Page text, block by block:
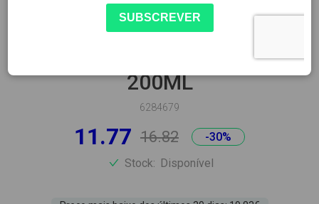
BIODERMA PIGMENTBIO
ESFOLIANTE ANTIMANCHAS
200ML
6284679
11.77 16.82
-30%
Stock: Disponível